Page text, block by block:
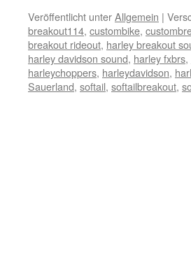
Veröffentlicht unterAllgemein |
breakout114, custombike,
breakout rideout, harley breakout
harley davidson sound, harley fxbrs,
harleychoppers, harleydavidson,
Sauerland, softail, softailbreakout,